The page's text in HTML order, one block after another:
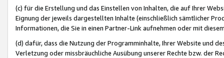
(c) für die Erstellung und das Einstellen von Inhalten, die auf Ihrer
Eignung der jeweils dargestellten Inhalte (einschließlich sämtlicher
Informationen, die Sie in einen Partner-Link aufnehmen oder mit
(d) dafür, dass die Nutzung der Programminhalte, Ihrer Website und
Verletzung oder missbräuchliche Ausübung unserer Rechte bzw. der